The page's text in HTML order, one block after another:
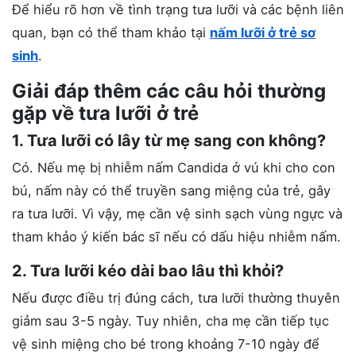
Để hiểu rõ hơn về tình trạng tưa lưỡi và các bệnh liên
quan, bạn có thể tham khảo tại nấm lưỡi ở trẻ sơ
sinh.
Giải đáp thêm các câu hỏi thường
gặp về tưa lưỡi ở trẻ
1. Tưa lưỡi có lây từ mẹ sang con không?
Có. Nếu mẹ bị nhiễm nấm Candida ở vú khi cho con
bú, nấm này có thể truyền sang miệng của trẻ, gây
ra tưa lưỡi. Vì vậy, mẹ cần vệ sinh sạch vùng ngực và
tham khảo ý kiến bác sĩ nếu có dấu hiệu nhiễm nấm.
2. Tưa lưỡi kéo dài bao lâu thì khỏi?
Nếu được điều trị đúng cách, tưa lưỡi thường thuyên
giảm sau 3-5 ngày. Tuy nhiên, cha mẹ cần tiếp tục
vệ sinh miệng cho bé trong khoảng 7-10 ngày để